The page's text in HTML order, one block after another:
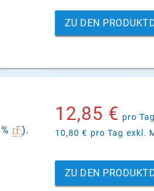
ZU DEN
rF).
12,85 € pro Tag
10,80 € pro Tag exkl.
ZU DEN